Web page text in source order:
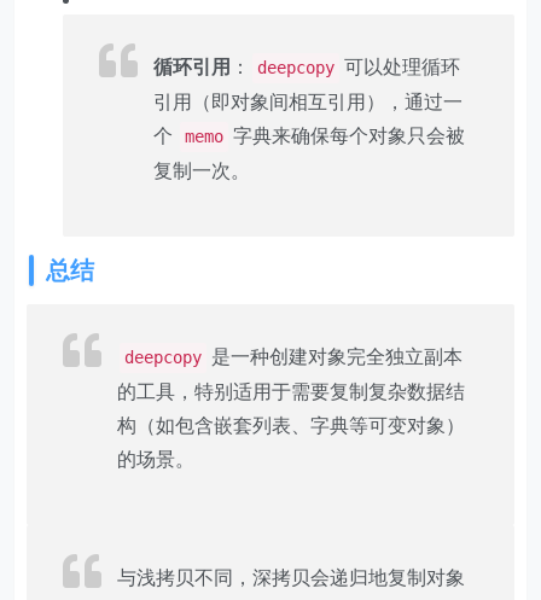
循环引用 ： deepcopy 可以处理循环
引用（即对象间相互引用），通过一
个
memo 字典来确保每个对象只会被
复制一次。
总结
deepcopy 是一种创建对象完全独立副本
的工具，特别适用于需要复制复杂数据结
构（如包含嵌套列表、字典等可变对象）
的场景。
与浅拷贝不同，深拷贝会递归地复制对象